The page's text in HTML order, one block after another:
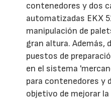
contenedores y dos
automatizadas EKX
manipulación de
gran altura. Además,
puestos de
en el sistema
para contenedores y
objetivo de mejorar